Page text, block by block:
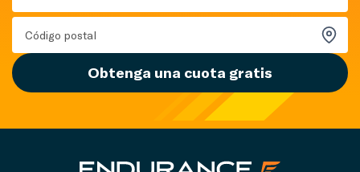
Obtenga una cuota gratis